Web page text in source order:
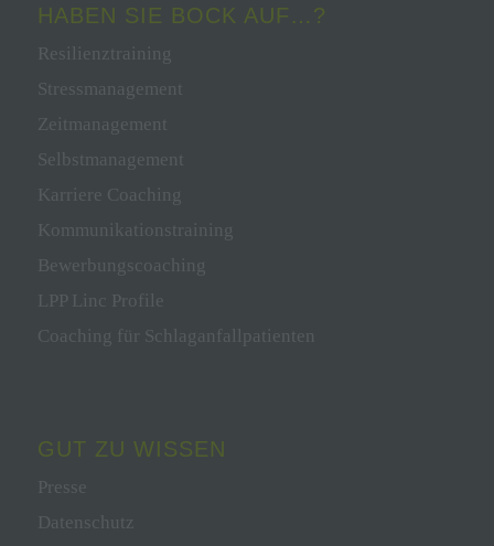
HABEN SIE BOCK AUF…?
Resilienztraining
Stressmanagement
Zeitmanagement
Selbstmanagement
Karriere Coaching
Kommunikationstraining
Bewerbungscoaching
LPP Linc Profile
Coaching für Schlaganfallpatienten
GUT ZU WISSEN
Presse
Datenschutz